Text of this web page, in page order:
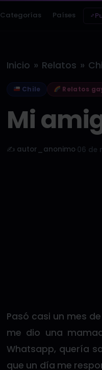
Categorías Países
Inicio » Relatos »
Chile Relatos
Mi
✍️ autor_anonimo 06 de
Pasó casi un mes
me dio una
Whatsapp, quería
que un día me